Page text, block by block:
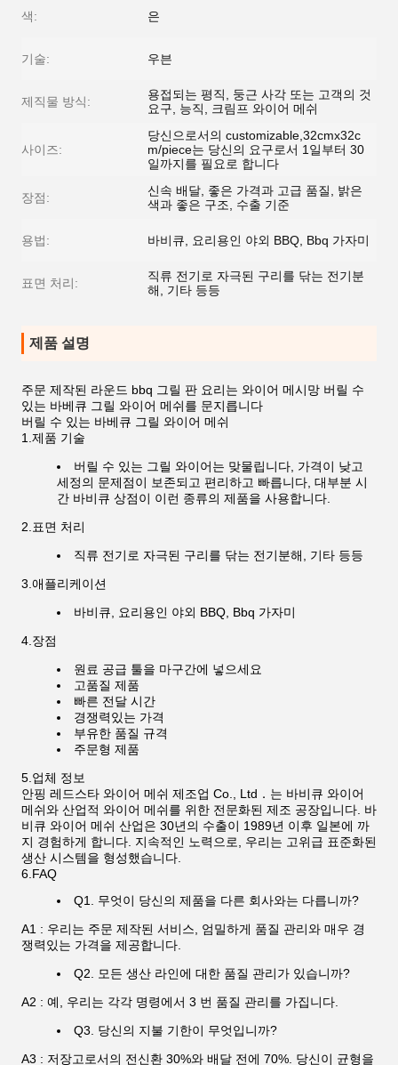
색: 은
기술: 우븐
제직물 방식:
용접되는 평직, 둥근 사각 또는 고객의 것
요구, 능직, 크림프 와이어 메쉬
사이즈:
당신으로서의 customizable,32cmx32c
m/piece는 당신의 요구로서 1일부터 30
일까지를 필요로 합니다
장점:
신속 배달, 좋은 가격과 고급 품질, 밝은
색과 좋은 구조, 수출 기준
용법: 바비큐, 요리용인 야외 BBQ, Bbq 가자미
표면 처리:
직류 전기로 자극된 구리를 닦는 전기분
해, 기타 등등
제품 설명
주문 제작된 라운드 bbq 그릴 판 요리는 와이어 메시망 버릴 수
있는 바베큐 그릴 와이어 메쉬를 문지릅니다
버릴 수 있는 바베큐 그릴 와이어 메쉬
1.제품 기술
버릴 수 있는 그릴 와이어는 맞물립니다, 가격이 낮고
세정의 문제점이 보존되고 편리하고 빠릅니다, 대부분 시
간 바비큐 상점이 이런 종류의 제품을 사용합니다.
2.표면 처리
직류 전기로 자극된 구리를 닦는 전기분해, 기타 등등
3.애플리케이션
바비큐, 요리용인 야외 BBQ, Bbq 가자미
4.장점
원료 공급 툴을 마구간에 넣으세요
고품질 제품
빠른 전달 시간
경쟁력있는 가격
부유한 품질 규격
주문형 제품
5.업체 정보
안핑 레드스타 와이어 메쉬 제조업 Co., Ltd．는 바비큐 와이어
메쉬와 산업적 와이어 메쉬를 위한 전문화된 제조 공장입니다. 바
비큐 와이어 메쉬 산업은 30년의 수출이 1989년 이후 일본에 까
지 경험하게 합니다. 지속적인 노력으로, 우리는 고위급 표준화된
생산 시스템을 형성했습니다.
6.FAQ
Q1. 무엇이 당신의 제품을 다른 회사와는 다릅니까?
A1 : 우리는 주문 제작된 서비스, 엄밀하게 품질 관리와 매우 경
쟁력있는 가격을 제공합니다.
Q2. 모든 생산 라인에 대한 품질 관리가 있습니까?
A2 : 예, 우리는 각각 명령에서 3 번 품질 관리를 가집니다.
Q3. 당신의 지불 기한이 무엇입니까?
A3 : 저장고로서의 전신환 30%와 배달 전에 70%. 당신이 균형을